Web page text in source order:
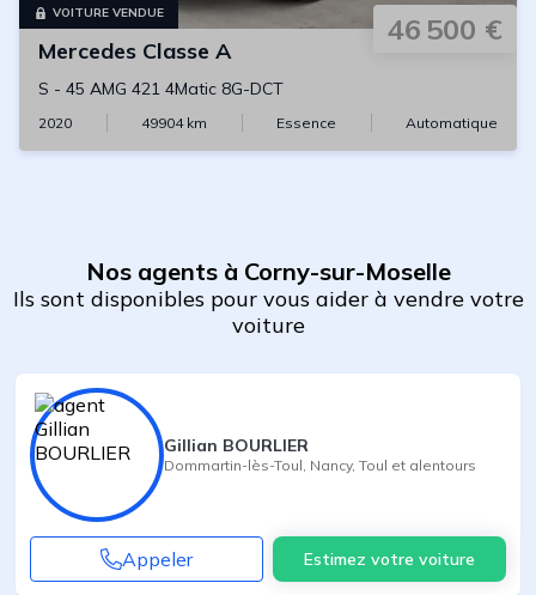
VOITURE VENDUE 46 500 €
Mercedes Classe A
S - 45 AMG 421 4Matic 8G-DCT
2020 49904km Essence Automatique
Nos agents à Corny-sur-Moselle
Ils sont disponibles pour vous aider à vendre votre
voiture
Gillian BOURLIER
Dommartin-lès-Toul Nancy, Toul et alentours
Appeler Estimez votre voiture